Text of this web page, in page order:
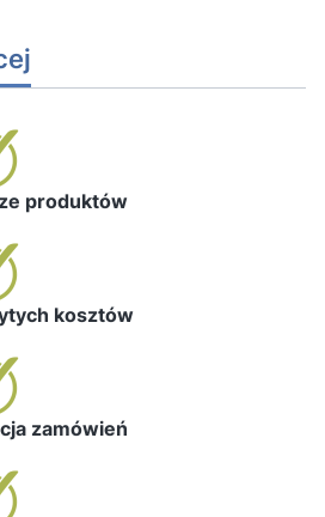
produktów
kosztów
zamówień